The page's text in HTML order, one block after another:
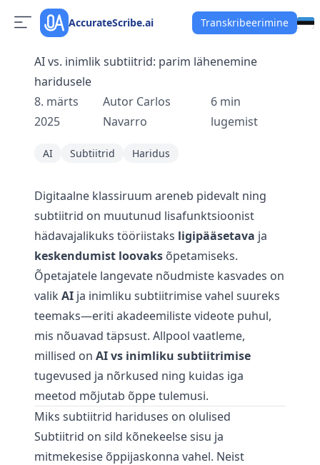
AccurateScribe.ai Transkribeerimine
AI vs. inimlik subtiitrid: parim lähenemine
haridusele
8. märts
2025
Autor Carlos
Navarro
6 min
lugemist
AI Subtiitrid Haridus
Digitaalne klassiruum areneb pidevalt ning
subtiitrid on muutunud lisafunktsioonist
hädavajalikuks tööriistaks ligipääsetava ja
keskendumist loovaks õpetamiseks.
Õpetajatele langevate nõudmiste kasvades on
valik AI ja inimliku subtiitrimise vahel suureks
teemaks—eriti akadeemiliste videote puhul,
mis nõuavad täpsust. Allpool vaatleme,
millised on AI vs inimliku subtiitrimise
tugevused ja nõrkused ning kuidas iga
meetod mõjutab õppe tulemusi.
Miks subtiitrid hariduses on olulised
Subtiitrid on sild kõnekeelse sisu ja
mitmekesise õppijaskonna vahel. Neist